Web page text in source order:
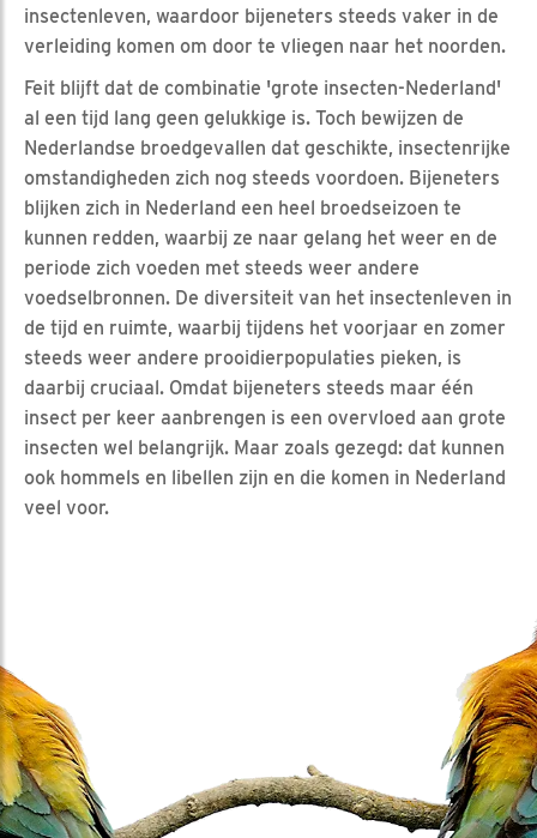
insectenleven, waardoor bijeneters steeds vaker in de
verleiding komen om door te vliegen naar het noorden.
Feit blijft dat de combinatie 'grote insecten-Nederland'
al een tijd lang geen gelukkige is. Toch bewijzen de
Nederlandse broedgevallen dat geschikte, insectenrijke
omstandigheden zich nog steeds voordoen. Bijeneters
blijken zich in Nederland een heel broedseizoen te
kunnen redden, waarbij ze naar gelang het weer en de
periode zich voeden met steeds weer andere
voedselbronnen. De diversiteit van het insectenleven in
de tijd en ruimte, waarbij tijdens het voorjaar en zomer
steeds weer andere prooidierpopulaties pieken, is
daarbij cruciaal. Omdat bijeneters steeds maar één
insect per keer aanbrengen is een overvloed aan grote
insecten wel belangrijk. Maar zoals gezegd: dat kunnen
ook hommels en libellen zijn en die komen in Nederland
veel voor.